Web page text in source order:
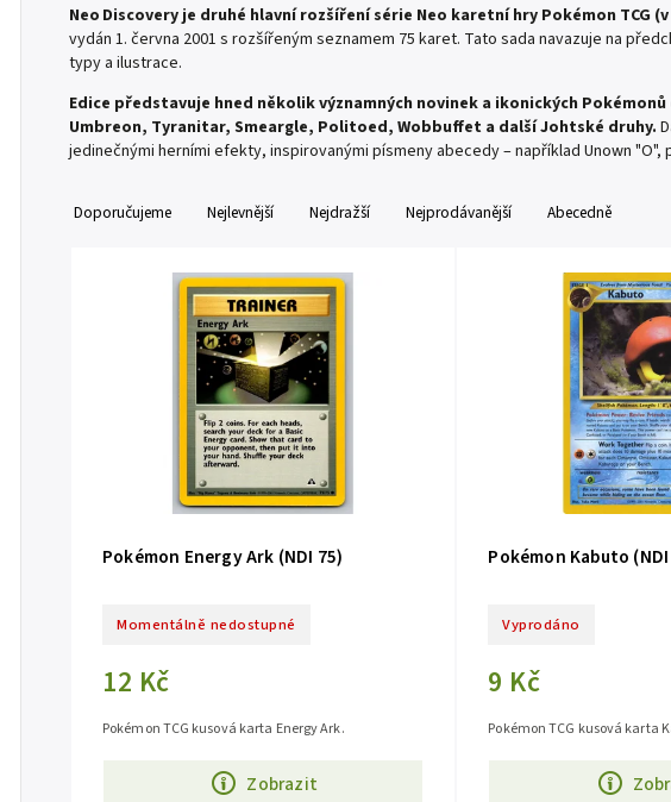
Neo Discovery je druhé hlavní rozšíření série Neo karetní hry Pokémon TCG
vydán 1. června 2001 s rozšířeným seznamem 75 karet. Tato sada navazuje na
typy a ilustrace.
Edice představuje hned několik významných novinek a ikonických
Umbreon, Tyranitar, Smeargle, Politoed, Wobbuffet a další Johtské druhy.
jedinečnými herními efekty, inspirovanými písmeny abecedy – například Unown
Doporučujeme Nejlevnější Nejdražší Nejprodávanější Abecedně
Pokémon Energy Ark (NDI 75)
Momentálně nedostupné
12 Kč
Zobrazit
Pokémon TCG kusová karta Energy Ark.
Pokémon Kabuto
Vyprodáno
9 Kč
Pokémon TCG kusová karta